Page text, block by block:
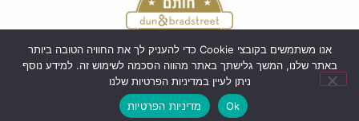
כל הזכויות שמורות לקורטיקו בע"מ ©
Powered by Webi Digital
אנו משתמשים בקובצי Cookie כדי להעניק לך את החוויה הטובה ביותר
באתר שלנו, המשך גלישתך באתר מהווה הסכמה לשימוש זה. למידע נוסף
ניתן לעיין במדיניות הפרטיות שלנו
Ok
מדיניות הפרטיות